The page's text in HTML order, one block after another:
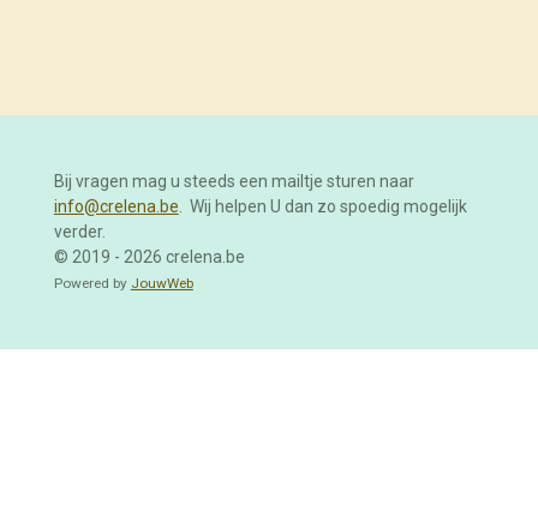
Bij vragen mag u steeds een mailtje sturen naar
info@crelena.be. Wij helpen U dan zo spoedig mogelijk
verder.
© 2019 - 2026 crelena.be
Powered by JouwWeb